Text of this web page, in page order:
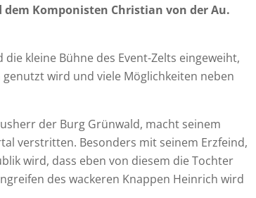
Komponisten Christian von der Au.
kleine Bühne des Event-Zelts eingeweiht,
wird und viele Möglichkeiten neben
der Burg Grünwald, macht seinem
verstritten. Besonders mit seinem Erzfeind,
wird, dass eben von diesem die Tochter
des wackeren Knappen Heinrich wird